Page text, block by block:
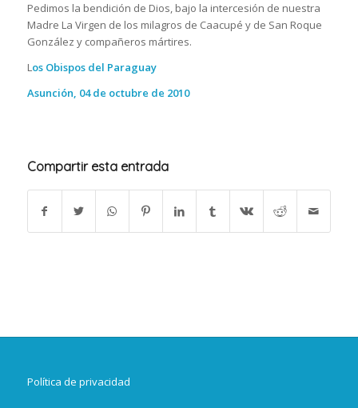
Pedimos la bendición de Dios, bajo la intercesión de nuestra
Madre La Virgen de los milagros de Caacupé y de San Roque
González y compañeros mártires.
Los Obispos del Paraguay
Asunción, 04 de octubre de 2010
Compartir esta entrada
Política de privacidad